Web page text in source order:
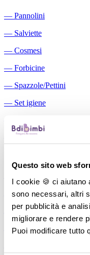
Questo sito web
I cookie 🍪 ci aiutano
sono necessari, altri
per pubblicità e
migliorare e rendere
Puoi modificare tutto
― Pannolini
― Salviette
― Cosmesi
― Forbicine
― Spazzole/Pettini
― Set igiene
Aspiratori nasali manuali
―
Cuscini allattamento
―Biberon
―
Tettarelle
―Succhietti